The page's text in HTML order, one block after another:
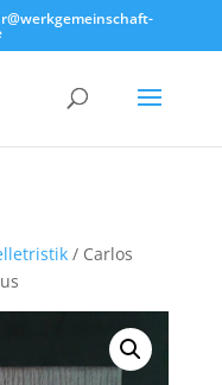
/ Carlos